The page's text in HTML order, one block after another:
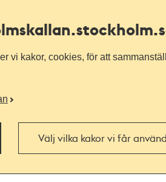
vi kakor, cookies, för att
Välj vilka kakor vi får